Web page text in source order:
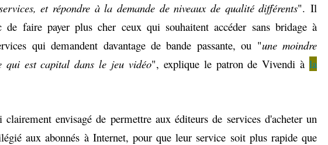
et répondre à la demande de niveaux de qualité différents". Il
de faire payer plus cher ceux qui souhaitent accéder sans bridage à
qui demandent davantage de bande passante, ou "une moindre
qui est capital dans le jeu vidéo", explique le patron de Vivendi àla
clairement envisagé de permettre aux éditeurs de services d'acheter un
aux abonnés à Internet, pour que leur service soit plus rapide que